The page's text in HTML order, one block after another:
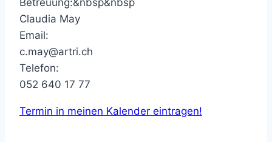
Claudia May
Email:
c.may@artri.ch
Telefon:
052 640 17 77
Termin in meinen Kalender eintragen!